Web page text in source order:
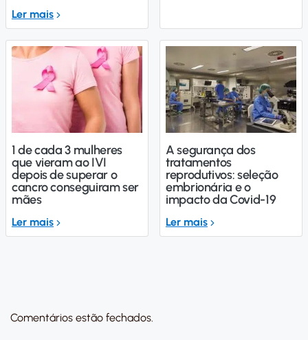
Ler mais
1 de cada 3 mulheres
que vieram ao IVI
depois de superar o
cancro conseguiram ser
mães
Ler mais
A segurança dos
tratamentos
reprodutivos: seleção
embrionária e o
impacto da Covid-19
Ler mais
Comentários estão fechados.